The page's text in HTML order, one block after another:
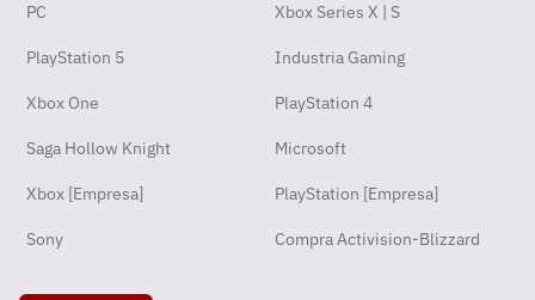
PC Xbox Series X | S
PlayStation 5 Industria Gaming
Xbox One PlayStation 4
Saga Hollow Knight Microsoft
Xbox [Empresa] PlayStation [Empresa]
Sony Compra Activision-Blizzard